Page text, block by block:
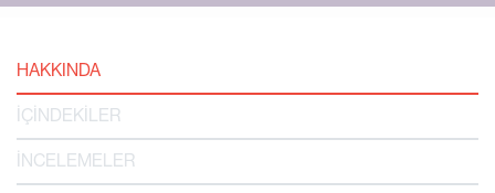
HAKKINDA
İÇİNDEKİLER
İNCELEMELER